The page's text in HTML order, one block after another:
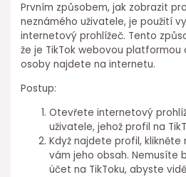
Prvním způsobem, jak zobrazit
neznámého uživatele, je použití
internetový prohlížeč. Tento
že je TikTok webovou platformou
osoby najdete na internetu.
Postup:
Otevřete internetový
uživatele, jehož profil na
Když najdete profil, klikněte
vám jeho obsah. Nemusíte
účet na TikToku, abyste